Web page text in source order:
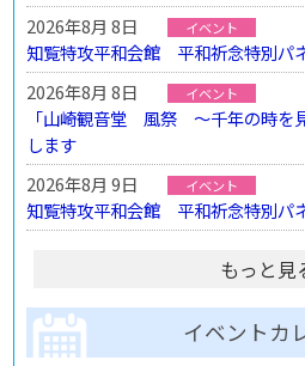
2026年8月 8日
イベント
知覧特攻平和会館 平和祈念特別パ
2026年8月 8日
イベント
「山崎観音堂 風祭 ～千年の時を
します
2026年8月 9日
イベント
知覧特攻平和会館 平和祈念特別パ
もっと見
イベントカ